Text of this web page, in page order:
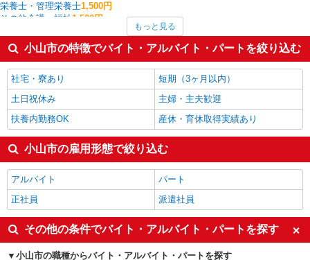
栄養士・管理栄養士1,500円
その他介護・福祉 1,500円
その他オフィスワーク・事務 1,483円
板金・塗装・溶接1,475円
看護師・保健師・看護助手・助産師1,454円
小山市の他の職種の平均時給を見る
もっと見る
小山市の特徴でバイト・アルバイト・パートを絞り込む
社宅・寮あり
短期（3ヶ月以内）
土日祝休み
主婦・主夫歓迎
扶養内勤務OK
産休・育休取得実績あり
小山市の雇用形態で絞り込む
アルバイト
パート
正社員
派遣社員
その他の条件でバイト・アルバイト・パートを探す
小山市の職種からバイト・アルバイト・パートを探す